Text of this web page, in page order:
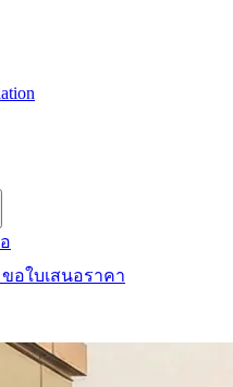
ขอใบเสนอราคา